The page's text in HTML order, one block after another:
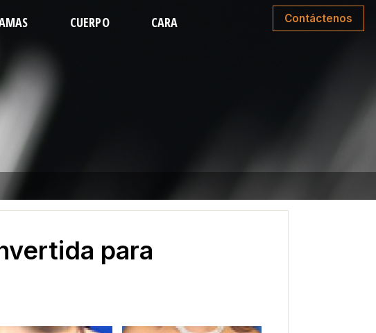
CUERPO
LIPO DE MEDIO CUERPO
LIPO PARTE INFERIOR
CARA Contáctenos
para